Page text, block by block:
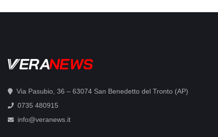
Via Pasubio, 36 – 63074 San Benedetto del Tronto (AP)
0735 480915
info@veranews.it